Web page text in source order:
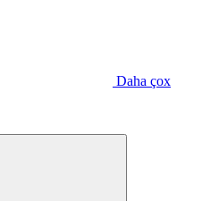
Daha çox